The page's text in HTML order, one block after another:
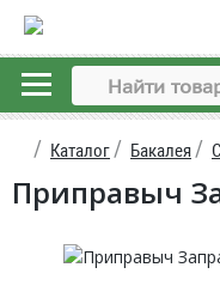
Каталог Бакалея
Приправыч